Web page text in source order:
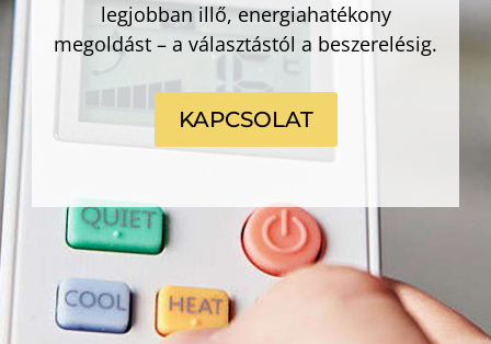
legjobban illő, energiahatékony
megoldást – a választástól a beszerelésig.
KAPCSOLAT